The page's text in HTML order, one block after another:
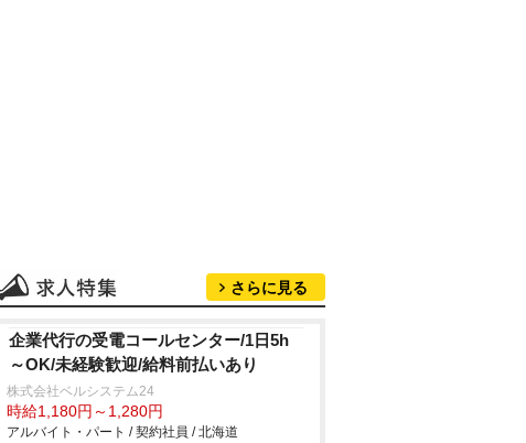
さらに見る
企業代行の受電コールセンター/1日5h
～OK/未経験歓迎/給料前払いあり
株式会社ベルシステム24
時給1,180円～1,280円
アルバイト・パート / 契約社員 / 北海道